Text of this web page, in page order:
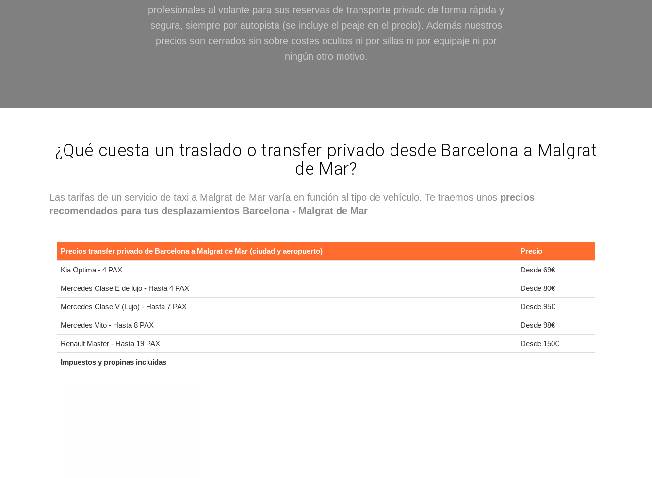
profesionales al volante para sus reservas de transporte privado de forma rápida y
segura, siempre por autopista (se incluye el peaje en el precio). Además nuestros
precios son cerrados sin sobre costes ocultos ni por sillas ni por equipaje ni por
ningún otro motivo.
¿Qué cuesta un traslado o transfer privado desde Barcelona a Malgrat
de Mar?
Las tarifas de un servicio de taxi a Malgrat de Mar varía en función al tipo de vehículo. Te traemos unos precios
recomendados para tus desplazamientos Barcelona - Malgrat de Mar
Precios transfer privado de Barcelona a Malgrat de Mar (ciudad y aeropuerto) Precio
Kia Optima - 4 PAX Desde 69€
Mercedes Clase E de lujo - Hasta 4 PAX Desde 80€
Mercedes Clase V (Lujo) - Hasta 7 PAX Desde 95€
Mercedes Vito - Hasta 8 PAX Desde 98€
Renault Master - Hasta 19 PAX Desde 150€
Impuestos y propinas incluidas